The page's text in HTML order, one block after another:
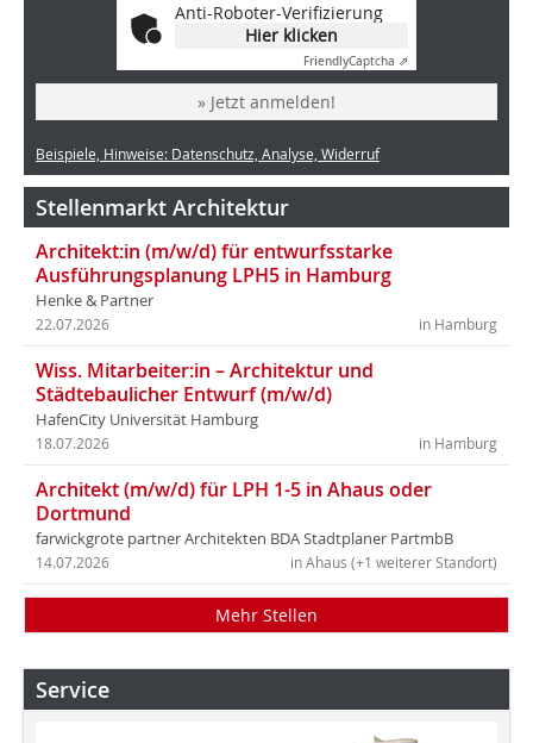
Anti-Roboter-Verifizierung
Hier klicken
FriendlyCaptcha ⇗
» Jetzt anmelden!
Beispiele, Hinweise: Datenschutz, Analyse, Widerruf
Stellenmarkt Architektur
Architekt:in (m/w/d) für entwurfsstarke
Ausführungsplanung LPH5 in Hamburg
Henke & Partner
in Hamburg
22.07.2026
Wiss. Mitarbeiter:in – Architektur und
Städtebaulicher Entwurf (m/w/d)
HafenCity Universität Hamburg
in Hamburg
18.07.2026
Architekt (m/w/d) für LPH 1-5 in Ahaus oder
Dortmund
farwickgrote partner Architekten BDA Stadtplaner PartmbB
in Ahaus (+1 weiterer Standort)
14.07.2026
Mehr Stellen
Service